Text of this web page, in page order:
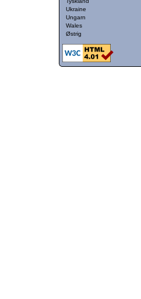
Ukraine
Ungarn
Wales
Østrig